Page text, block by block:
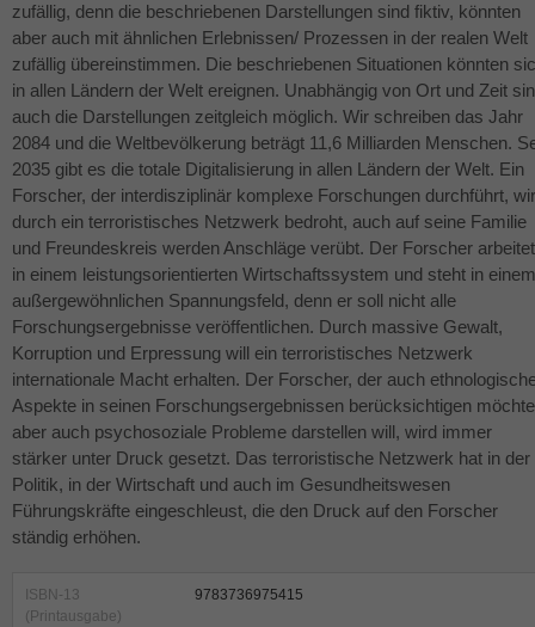
zufällig, denn die beschriebenen Darstellungen sind fiktiv, könnten
aber auch mit ähnlichen Erlebnissen/ Prozessen in der realen Welt
zufällig übereinstimmen. Die beschriebenen Situationen könnten
in allen Ländern der Welt ereignen. Unabhängig von Ort und Zeit
auch die Darstellungen zeitgleich möglich. Wir schreiben das Jahr
2084 und die Weltbevölkerung beträgt 11,6 Milliarden Menschen.
2035 gibt es die totale Digitalisierung in allen Ländern der Welt. Ein
Forscher, der interdisziplinär komplexe Forschungen durchführt,
durch ein terroristisches Netzwerk bedroht, auch auf seine Familie
und Freundeskreis werden Anschläge verübt. Der Forscher arbeitet
in einem leistungsorientierten Wirtschaftssystem und steht in einem
außergewöhnlichen Spannungsfeld, denn er soll nicht alle
Forschungsergebnisse veröffentlichen. Durch massive Gewalt,
Korruption und Erpressung will ein terroristisches Netzwerk
internationale Macht erhalten. Der Forscher, der auch
Aspekte in seinen Forschungsergebnissen berücksichtigen
aber auch psychosoziale Probleme darstellen will, wird immer
stärker unter Druck gesetzt. Das terroristische Netzwerk hat in der
Politik, in der Wirtschaft und auch im Gesundheitswesen
Führungskräfte eingeschleust, die den Druck auf den Forscher
ständig erhöhen.
ISBN-13
(Printausgabe)
9783736975415